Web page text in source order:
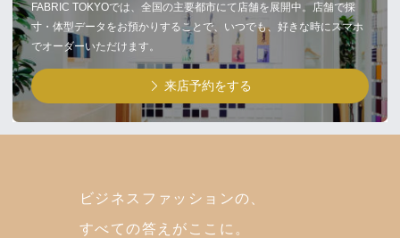
FABRIC TOKYOでは、全国の主要都市にて店舗を展開中。店舗で採
寸・体型データをお預かりすることで、いつでも、好きな時にスマホ
でオーダーいただけます。
来店予約をする
ビジネスファッションの、
すべての答えがここに。